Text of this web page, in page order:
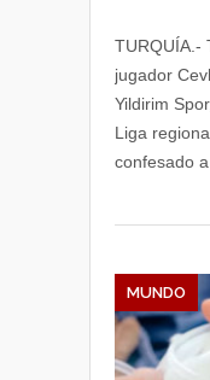
TURQUÍA.-
jugador
Yildirim
Liga
confesado
MUNDO